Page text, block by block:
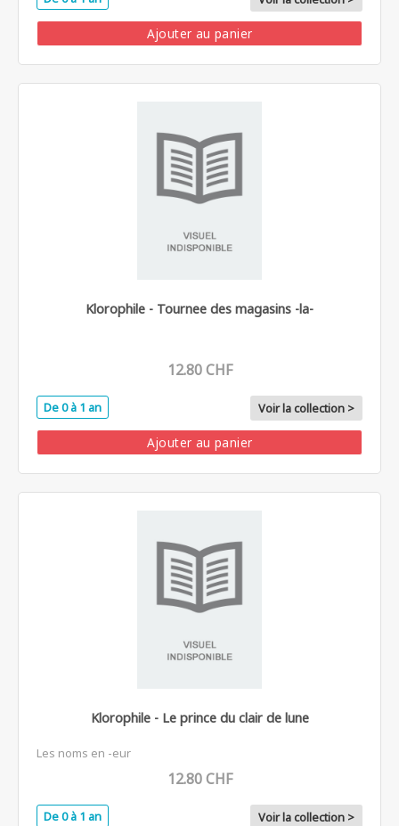
Ajouter au panier
Klorophile - Tournee des magasins -la-
12.80 CHF
De 0 à 1 an Voir la collection >
Ajouter au panier
Klorophile - Le prince du clair de lune
Les noms en -eur
12.80 CHF
De 0 à 1 an Voir la collection >